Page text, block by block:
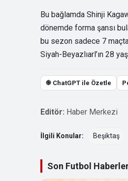
Bu bağlamda Shinji
dönemde forma şansı
bu sezon sadece 7
Siyah-Beyazlıarl’ın 28
֎ ChatGPT ile Özetle
Editör: Haber Merkezi
İlgili Konular: Beşiktaş
Son Futbol